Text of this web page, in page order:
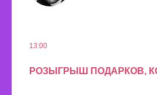
13:00
РОЗЫГРЫШ ПОДАРКОВ,